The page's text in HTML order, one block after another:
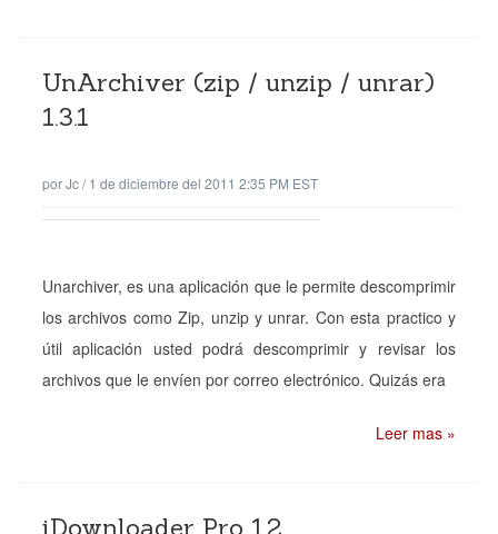
UnArchiver (zip / unzip / unrar)
1.3.1
porJc/1 de diciembre del 2011 2:35 PM EST
Unarchiver, es una aplicación que le permite descomprimir
los archivos como Zip, unzip y unrar. Con esta practico y
útil aplicación usted podrá descomprimir y revisar los
archivos que le envíen por correo electrónico. Quizás era
Leer mas »
iDownloader Pro 1.2